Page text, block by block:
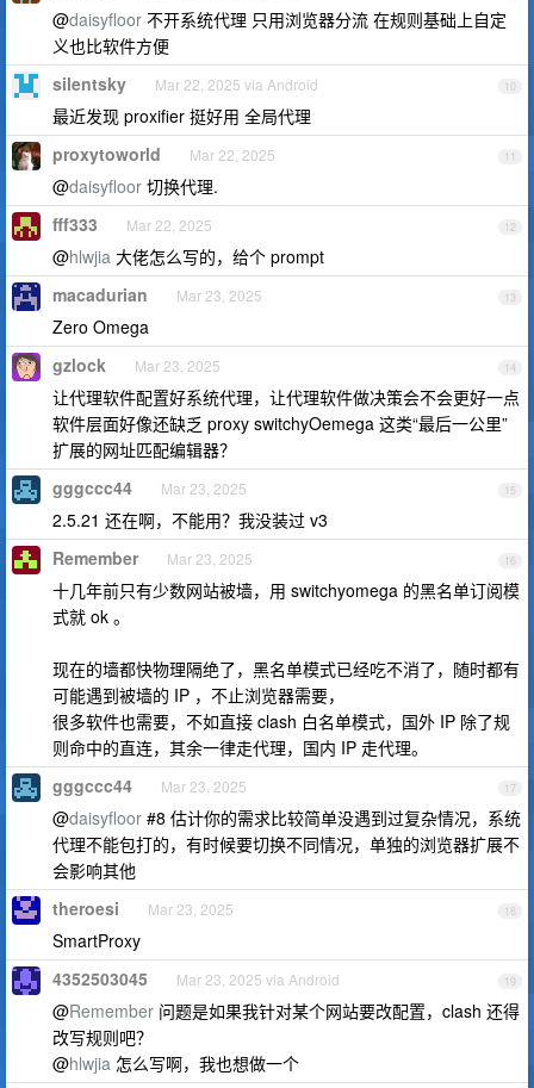
@daisyfloor 不开系统代理 只用浏览器分流 在规则基础上自定
义也比软件方便
10
silentsky Mar 22, 2025 via Android
最近发现 proxifier 挺好用 全局代理
11
proxytoworld Mar 22, 2025
@daisyfloor 切换代理.
12
fff333 Mar 22, 2025
@hlwjia 大佬怎么写的，给个 prompt
13
macadurian Mar 23, 2025
Zero Omega
14
gzlock Mar 23, 2025
让代理软件配置好系统代理，让代理软件做决策会不会更好一点
软件层面好像还缺乏 proxy switchyOemega 这类“最后一公里”
扩展的网址匹配编辑器？
15
gggccc44 Mar 23, 2025
2.5.21 还在啊，不能用？我没装过 v3
16
Remember Mar 23, 2025
十几年前只有少数网站被墙，用 switchyomega 的黑名单订阅模
式就 ok 。
现在的墙都快物理隔绝了，黑名单模式已经吃不消了，随时都有
可能遇到被墙的 IP ，不止浏览器需要，
很多软件也需要，不如直接 clash 白名单模式，国外 IP 除了规
则命中的直连，其余一律走代理，国内 IP 走代理。
17
gggccc44 Mar 23, 2025
@daisyfloor #8 估计你的需求比较简单没遇到过复杂情况，系统
代理不能包打的，有时候要切换不同情况，单独的浏览器扩展不
会影响其他
18
theroesi Mar 23, 2025
SmartProxy
19
4352503045 Mar 23, 2025 via Android
@Remember 问题是如果我针对某个网站要改配置，clash 还得
改写规则吧？
@hlwjia 怎么写啊，我也想做一个